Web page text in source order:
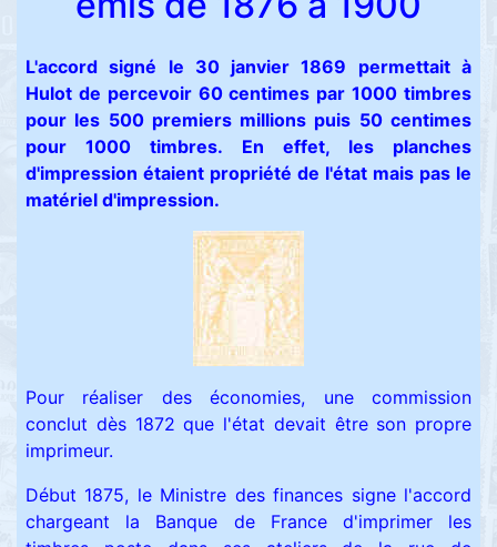
L'accord signé le 30 janvier 1869 permettait à
Hulot de percevoir 60 centimes par 1000 timbres
pour les 500 premiers millions puis 50 centimes
pour 1000 timbres. En effet, les planches
d'impression étaient propriété de l'état mais pas le
matériel d'impression.
Pour réaliser des économies, une commission
conclut dès 1872 que l'état devait être son propre
imprimeur.
Début 1875, le Ministre des finances signe l'accord
chargeant la Banque de France d'imprimer les